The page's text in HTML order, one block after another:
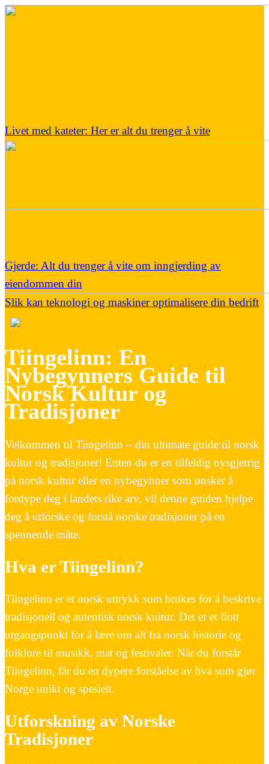
Livet med kateter: Her er alt du trenger å vite
Gjerde: Alt du trenger å vite om inngjerding av
eiendommen din
Slik kan teknologi og maskiner optimalisere din bedrift
Tiingelinn: En
Nybegynners Guide til
Norsk Kultur og
Tradisjoner
Velkommen til Tiingelinn – din ultimate guide til norsk
kultur og tradisjoner! Enten du er en tilfeldig nysgjerrig
på norsk kultur eller en nybegynner som ønsker å
fordype deg i landets rike arv, vil denne guiden hjelpe
deg å utforske og forstå norske tradisjoner på en
spennende måte.
Hva er Tiingelinn?
Tiingelinn er et norsk uttrykk som brukes for å beskrive
tradisjonell og autentisk norsk kultur. Det er et flott
utgangspunkt for å lære om alt fra norsk historie og
folklore til musikk, mat og festivaler. Når du forstår
Tiingelinn, får du en dypere forståelse av hva som gjør
Norge unikt og spesielt.
Utforskning av Norske
Tradisjoner